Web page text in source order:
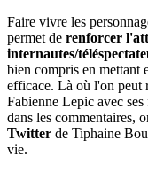
Faire vivre les
permet de renforcer
internautes/
bien compris en mettant
efficace. Là où l'on peut
Fabienne Lepic avec
dans les commentaires,
Twitter de Tiphaine
vie.